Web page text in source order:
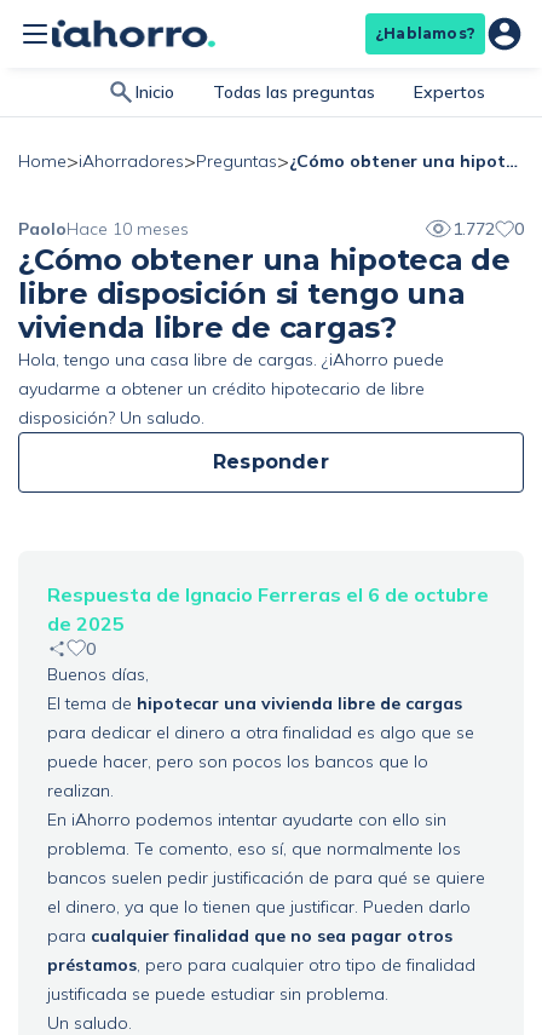
¿Hablamos?
Inicio Todas las preguntas Expertos
Home>iAhorradores>Preguntas> ¿Cómo obtener una hipoteca de libre disposición si tengo una vivienda libre de cargas?
PaoloHace 10 meses 1.772 0
¿Cómo obtener una hipoteca de
libre disposición si tengo una
vivienda libre de cargas?
Hola, tengo una casa libre de cargas. ¿iAhorro puede
ayudarme a obtener un crédito hipotecario de libre
disposición? Un saludo.
Responder
Respuesta de Ignacio Ferreras el 6 de octubre
de 2025
0
Buenos días,
El tema de hipotecar una vivienda libre de cargas
para dedicar el dinero a otra finalidad es algo que se
puede hacer, pero son pocos los bancos que lo
realizan.
En iAhorro podemos intentar ayudarte con ello sin
problema. Te comento, eso sí, que normalmente los
bancos suelen pedir justificación de para qué se quiere
el dinero, ya que lo tienen que justificar. Pueden darlo
para cualquier finalidad que no sea pagar otros
préstamos, pero para cualquier otro tipo de finalidad
justificada se puede estudiar sin problema.
Un saludo.